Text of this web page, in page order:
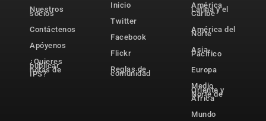
Nuestros
socios
Contáctenos
Apóyenos
¿Quieres
publicar
notas de
IPS?
Inicio
Twitter
Facebook
Flickr
Reglas de
comunidad
América
Latina y el
Caribe
América del
Norte
Asia-
Pacífico
Europa
Medio
Oriente y
Norte de
África
Mundo